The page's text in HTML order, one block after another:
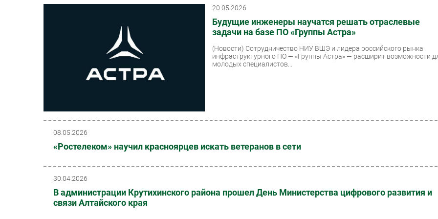
20.05.2026
Будущие инженеры научатся решать отраслевые
задачи на базе ПО «Группы Астра»
(Новости) Сотрудничество НИУ ВШЭ и лидера российского рынка
инфраструктурного ПО — «Группы Астра» — расширит возможности
молодых специалистов...
08.05.2026
«Ростелеком» научил красноярцев искать ветеранов в сети
30.04.2026
В администрации Крутихинского района прошел День Министерства цифрового развития и
связи Алтайского края